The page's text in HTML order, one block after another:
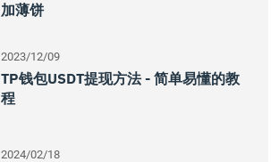
加薄饼
2023/12/09
TP钱包USDT提现方法 - 简单易懂的教
程
2024/02/18